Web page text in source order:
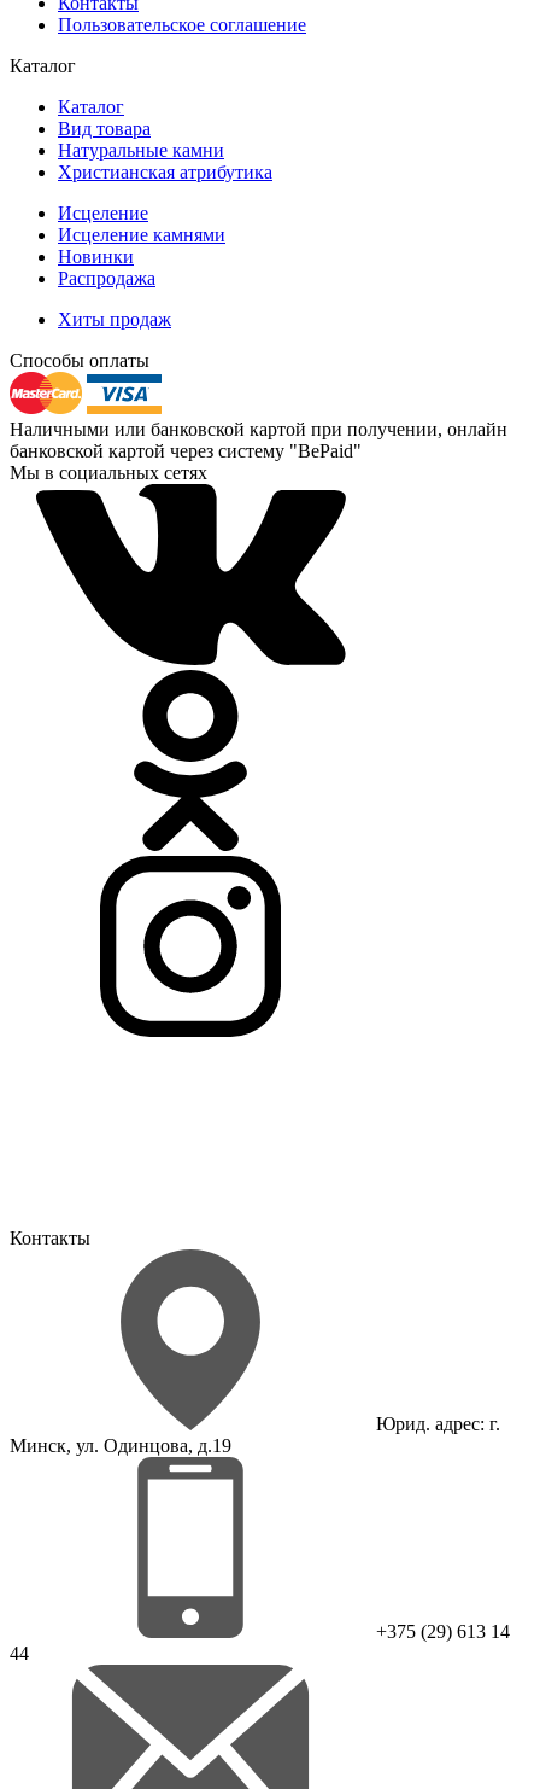
Пользовательское соглашение
Каталог
Каталог
Вид товара
Натуральные камни
Христианская атрибутика
Исцеление
Исцеление камнями
Новинки
Распродажа
Хиты продаж
Способы оплаты
Наличными или банковской картой при получении, онлайн
банковской картой через систему "BePaid"
Мы в социальных сетях
Контакты
Юрид. адрес: г.
Минск, ул. Одинцова, д.19
+375 (29) 613 14
44